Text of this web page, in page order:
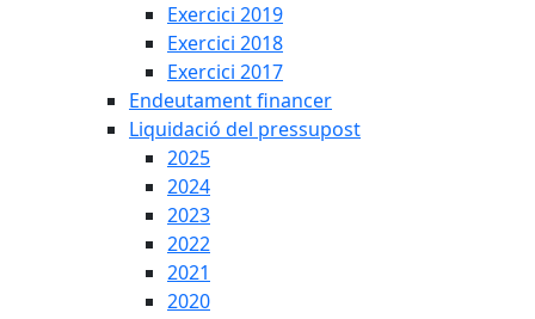
Exercici 2019
Exercici 2018
Exercici 2017
Endeutament financer
Liquidació del pressupost
2025
2024
2023
2022
2021
2020